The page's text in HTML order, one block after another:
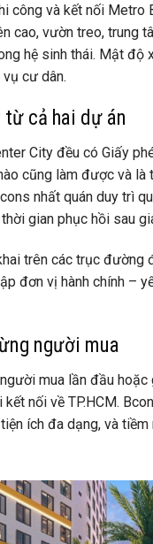
công và kết nối Metro
cao, vườn treo, trung
hệ sinh thái. Mật độ
cư dân.
từ cả hai dự án
City đều có Giấy
cũng làm được và
nhất quán duy trì
gian phục hồi sau
trên các trục
đơn vị hành chính –
người mua
mua lần đầu
nối về TP.HCM.
ích đa dạng, và